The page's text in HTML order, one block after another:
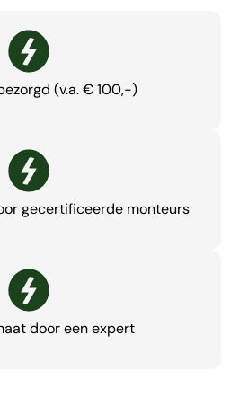
(v.a. € 100,-)
gecertificeerde monteurs
door een expert